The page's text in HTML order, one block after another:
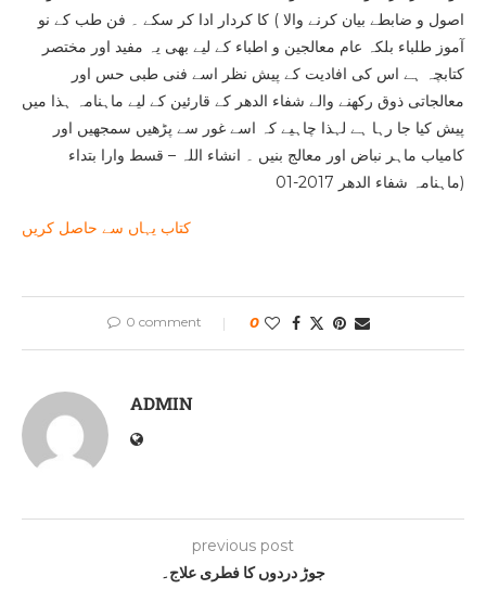
اصول و ضابطے بیان کرنے والا ) کا کردار ادا کر سکے ۔ فن طب کے نو
آموز طلباء بلکہ عام معالجین و اطباء کے لیے بھی یہ مفید اور مختصر
کتابچہ ہے اس کی افادیت کے پیش نظر اسے فنی طبی حس اور
معالجاتی ذوق رکھنے والے شفاء الدھر کے قارئین کے لیے ماہنامہ ہذا میں
پیش کیا جا رہا ہے لہذا چاہیے کہ اسے غور سے پڑھیں سمجھیں اور
کامیاب ماہر نباض اور معالج بنیں ۔ انشاء اللہ – قسط وارا بتداء
ماہنامہ شفاء الدھر 2017-01)
کتاب یہاں سے حاصل کریں
0 comment 0
ADMIN
previous post
جوڑ دردوں کا فطری علاج۔